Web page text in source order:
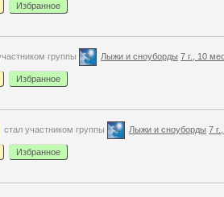
Избранное
группы Лыжи и сноуборды 7 г., 10
Избранное
стал участником группы Лыжи и сноуборды 7
Избранное